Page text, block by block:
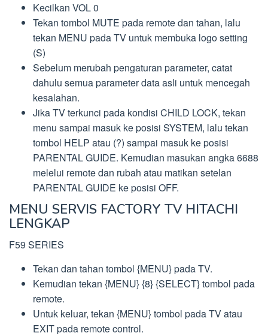
Kecilkan VOL 0
Tekan tombol MUTE pada remote dan tahan, lalu
tekan MENU pada TV untuk membuka logo setting
(S)
Sebelum merubah pengaturan parameter, catat
dahulu semua parameter data asli untuk mencegah
kesalahan.
Jika TV terkunci pada kondisi CHILD LOCK, tekan
menu sampai masuk ke posisi SYSTEM, lalu tekan
tombol HELP atau (?) sampai masuk ke posisi
PARENTAL GUIDE. Kemudian masukan angka 6688
melelui remote dan rubah atau matikan setelan
PARENTAL GUIDE ke posisi OFF.
MENU SERVIS FACTORY TV HITACHI
LENGKAP
F59 SERIES
Tekan dan tahan tombol {MENU} pada TV.
Kemudian tekan {MENU} {8} {SELECT} tombol pada
remote.
Untuk keluar, tekan {MENU} tombol pada TV atau
EXIT pada remote control.